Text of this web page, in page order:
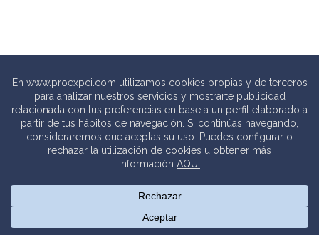
© 2020 PROEXPCI. PROTECCIÓN CONTRA INCENDIOS SL
Thebits_Creative Studio |Política de privacidad.